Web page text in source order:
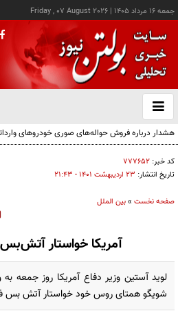
جمعه ۱۶ مرداد ۱۴۰۵ |
Friday , 07 August 2026
باز
و
هشدار درباره فروش حواله‌های صوری خودروهای
کد خبر: ۷۷۷۶۵۲
تاریخ انتشار: ۲۳ ارديبهشت ۱۴۰۱ - ۲۱:۴۳
صفحه نخست »بین الملل
آمریکا خواستار
لوید آستین وزیر دفاع آمریکا روز جمعه
شویگو همتای روس خود خواستار آتش بس